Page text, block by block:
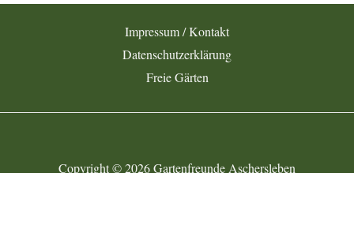
Impressum / Kontakt
Datenschutzerklärung
Freie Gärten
Copyright © 2026 Gartenfreunde Aschersleben